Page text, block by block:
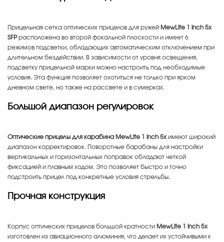
Прицельная сетка оптических прицелов для ружей MewLite 1 inch 5x
SFPрасположена во второй фокальной плоскости и имеет 6
режимов подсветки, обладающих автоматическим отключением при
длительном бездействии. В зависимости от уровня освещения,
подсветку прицельной марки можно настроить под необходимые
условия. Эта функция позволяет охотиться не только при ярком
дневном свете, но также на рассвете и в сумерках.
Большой диапазон регулировок
Оптические прицелы для карабина MewLite 1 inch 5x имеют широкий
диапазон корректировок. Поворотные барабаны для настройки
вертикальных и горизонтальных поправок обладают четкой
фиксацией и плавным ходом. Это позволяет быстро и точно
подстроить прицел под конкретные условия стрельбы.
Прочная конструкция
Корпус оптических прицелов большой кратности MewLite 1 inch 5x
изготовлен из авиационного алюминия, что делает их устойчивыми к